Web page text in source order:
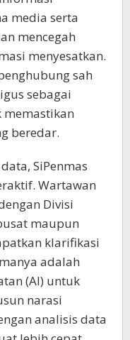
media serta
mencegah
menyesatkan.
sah
sebagai
beredar.
SiPenmas
Wartawan
Divisi
maupun
klarifikasi
adalah
(AI) untuk
narasi
analisis data